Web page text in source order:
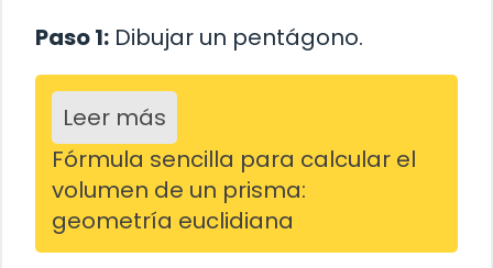
Paso 1: Dibujar un pentágono.
Leer más
Fórmula sencilla para calcular el
volumen de un prisma:
geometría euclidiana